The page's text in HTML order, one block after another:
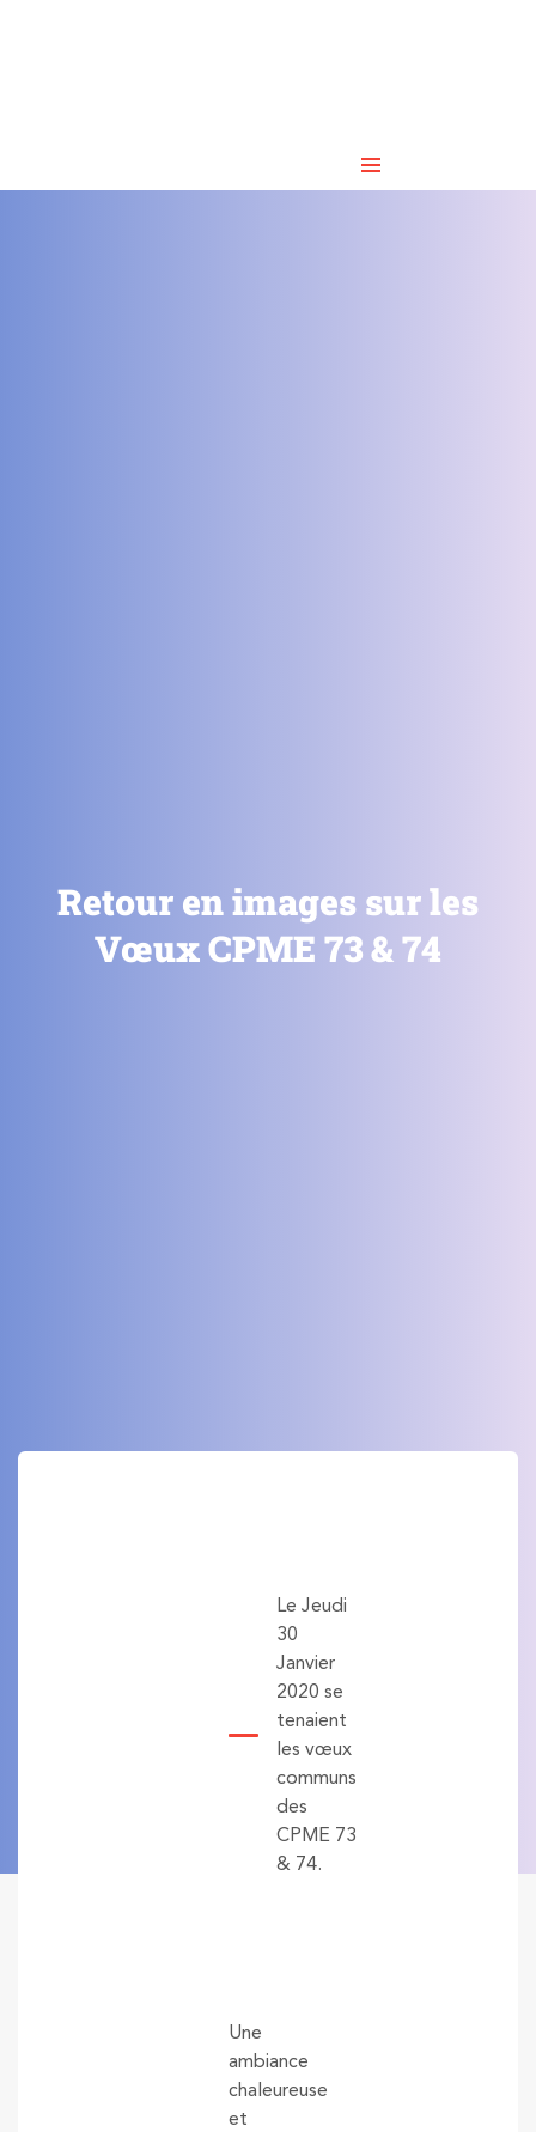
Retour en images sur les
Vœux CPME 73 & 74
Le Jeudi
30
Janvier
2020 se
tenaient
les vœux
communs
des
CPME 73
& 74.
Une
ambiance
chaleureuse
et